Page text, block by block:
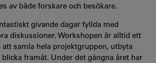
av både forskare och besökare.
givande dagar fyllda med
diskussioner. Workshopen är alltid ett
samla hela projektgruppen, utbyta
framåt. Under det gångna året har